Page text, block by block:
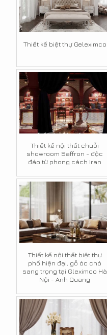
Thiết kế biệt thự Geleximco
Thiết kế nội thất chuỗi
showroom Saffron - độc
đáo từ phong cách Iran
Thiết kế nội thất biệt thự
phố hiện đại, gỗ óc chó
sang trọng tại Gleximco Hà
Nội - Anh Quang